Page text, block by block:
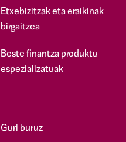
Etxebizitzak eta eraikinak
birgaitzea
Beste finantza produktu
espezializatuak
Guri buruz